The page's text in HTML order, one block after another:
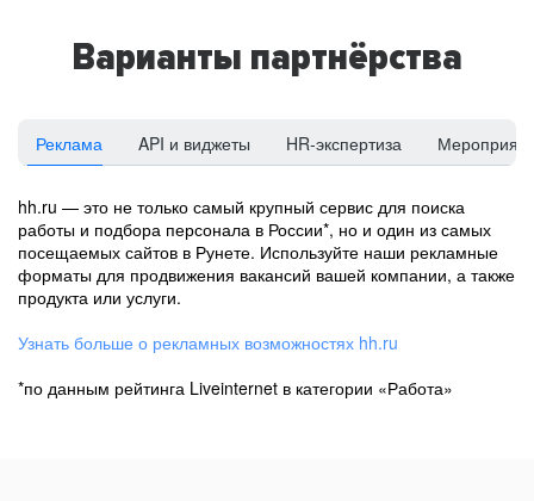
Варианты партнёрства
Реклама API и виджеты HR-экспертиза
hh.ru — это не только самый крупный сервис для поиска
работы и подбора персонала в России*, но и один из самых
посещаемых сайтов в Рунете. Используйте наши рекламные
форматы для продвижения вакансий вашей компании, а также
продукта или услуги.
Узнать больше о рекламных возможностях hh.ru
*по данным рейтинга Liveinternet в категории «Работа»